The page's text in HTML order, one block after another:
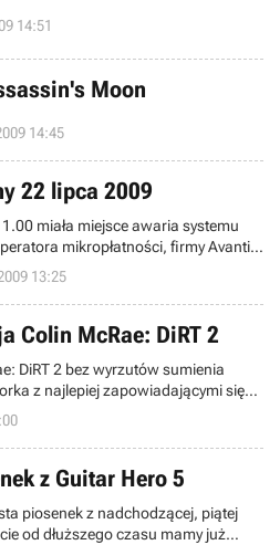
Arts najwyraźniej planuje podbić
MMORPG. Wydawca podpisał
14:51
Moon
14:45
22 lipca 2009
miała miejsce awaria systemu
mikropłatności, firmy Avantis.
wysyłali SMSy zgłoszeniowe
otrzymywać komunikat o błędzie.
13:25
Colin McRae: DiRT 2
DiRT 2 bez wyrzutów sumienia
z najlepiej zapowiadającymi się
przewidywalna, acz
z pewnością zadowolą każdego
już we wrześniu (mowa o wersjach
dla Was garść świeżutkich
i startujemy!
z Guitar Hero 5
piosenek z nadchodzącej, piątej
od dłuższego czasu mamy już